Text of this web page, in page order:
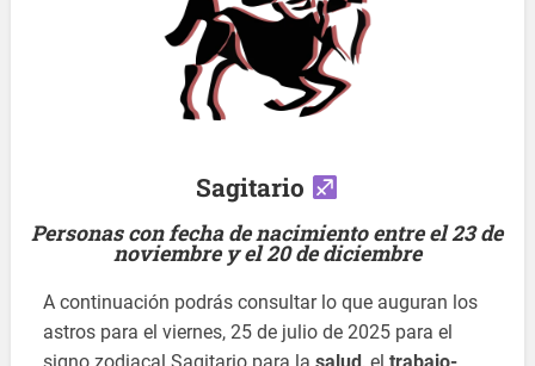
Sagitario
Personas con fecha de nacimiento entre el 23 de
noviembre y el 20 de diciembre
A continuación podrás consultar lo que auguran los
astros para el viernes, 25 de julio de 2025 para el